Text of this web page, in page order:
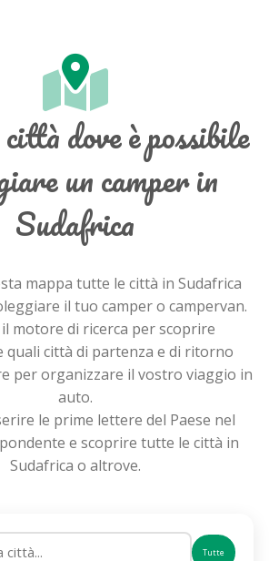
dove è possibile
un camper in
Sudafrica
mappa tutte le città in Sudafrica
il tuo camper o campervan.
motore di ricerca per scoprire
quali città di partenza e di ritorno
per organizzare il vostro viaggio in
auto.
le prime lettere del Paese nel
e scoprire tutte le città in
Sudafrica o altrove.
Tutte